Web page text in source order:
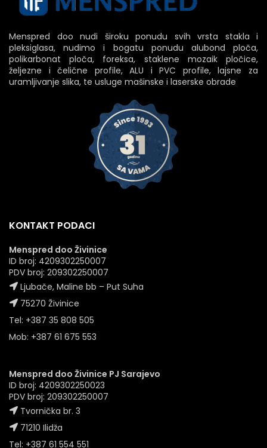
Menspred doo nudi široku ponudu svih vrsta stakla i
pleksiglasa, nudimo i bogatu ponudu alubond ploča,
polikarbonat ploča, foreksa, staklene mozaik pločice,
željezne i čelične profile, ALU i PVC profile, lajsne za
uramljivanje slika, te usluge mašinske i laserske obrade
KONTAKT PODACI
Menspred doo Živinice
ID broj: 4209302250007
PDV broj: 209302250007
Ljubače, Maline bb – Put Suha
75270 Živinice
Tel: +387 35 808 505
Mob: +387 61 675 553
Menspred doo Živinice PJ Sarajevo
ID broj: 4209302250023
PDV broj: 209302250007
Tvornička br. 3
71210 Ilidža
Tel: +387 61 554 551